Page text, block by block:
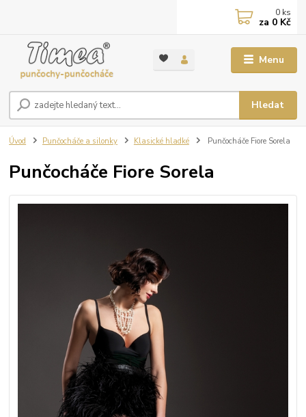
Menu
Hledat
0 ks
za 0 Kč
Úvod Punčocháče a silonky Klasické hladké Punčocháče Fiore Sorela
Punčocháče Fiore Sorela